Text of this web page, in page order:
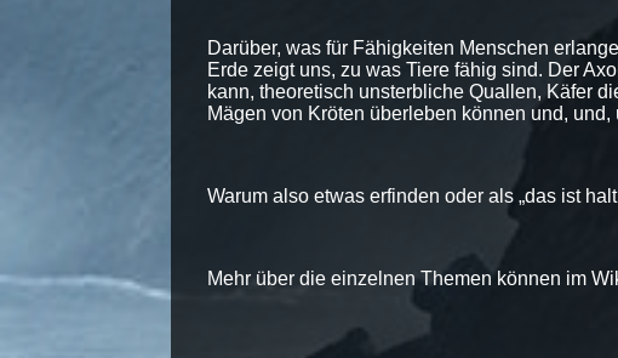
Darüber, was für Fähigkeiten Menschen
Erde zeigt uns, zu was Tiere fähig sind. Der
kann, theoretisch unsterbliche Quallen, Käfer
Mägen von Kröten überleben können und,
Warum also etwas erfinden oder als „das ist
Mehr über die einzelnen Themen können im